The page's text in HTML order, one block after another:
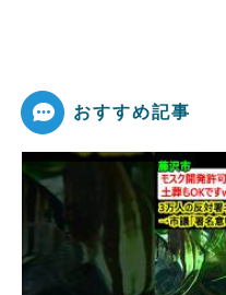
おすすめ記事